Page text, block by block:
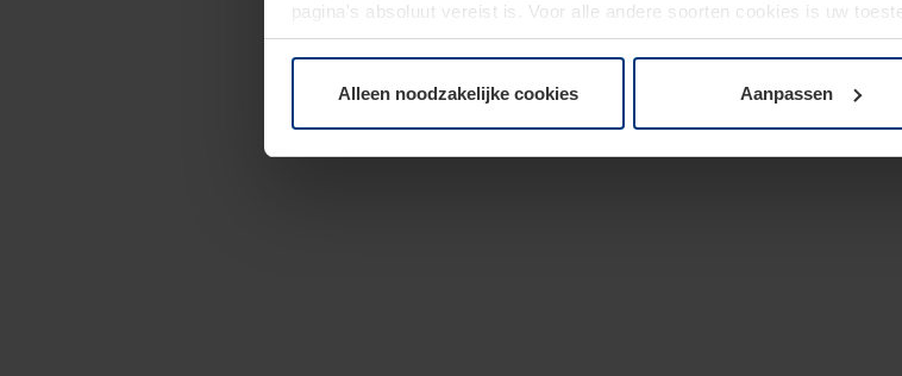
pagina's absoluut vereist is. Voor alle andere soorten cookies is uw
moment bij de uitleg van de cookies op paginaPrivacyverklaringop
Alleen noodzakelijke cookies Aanpassen